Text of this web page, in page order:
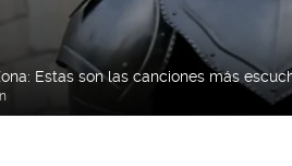
Estas son las canciones más